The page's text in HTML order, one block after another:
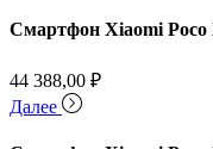
Смартфон Xiaomi
44 388,00 ₽
Далее